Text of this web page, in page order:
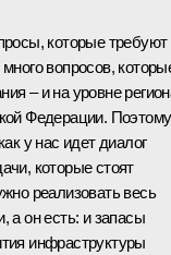
которые требуют
вопросов,
– и на уровне
Федерации. Поэтому
у нас идет диалог
которые стоят
реализовать весь
а он есть: и запасы
инфраструктуры